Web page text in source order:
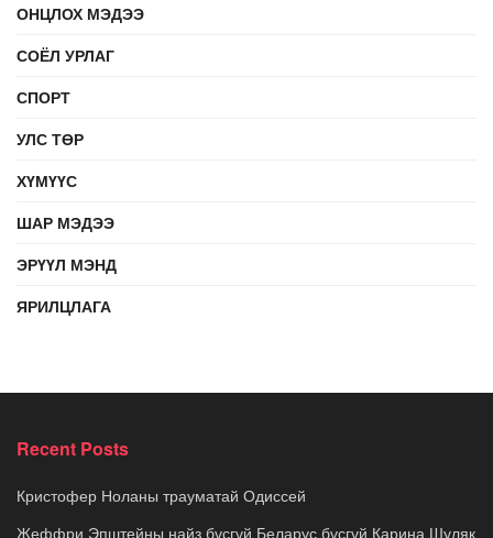
ОНЦЛОХ МЭДЭЭ
СОЁЛ УРЛАГ
СПОРТ
УЛС ТӨР
ХҮМҮҮС
ШАР МЭДЭЭ
ЭРҮҮЛ МЭНД
ЯРИЛЦЛАГА
Recent Posts
Кристофер Ноланы трауматай Одиссей
Жеффри Эпштейны найз бүсгүй Беларус бүсгүй Карина Шуляк